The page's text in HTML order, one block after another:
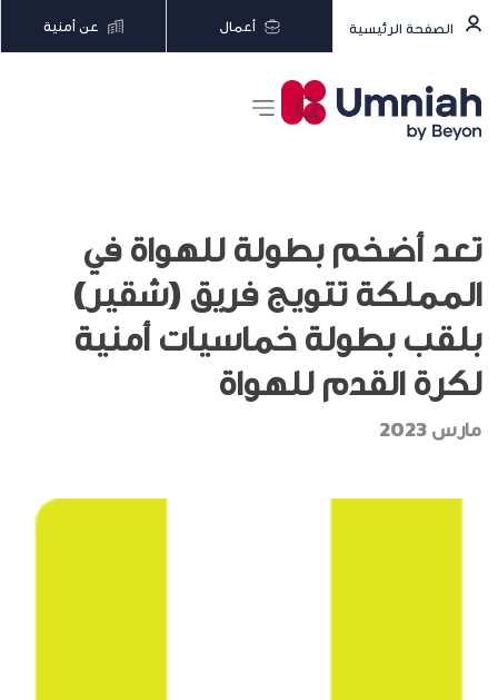
الصفحة الرئيسية أعمال عن أمنية
تعد أضخم بطولة للهواة في
المملكة تتويج فريق (شقير)
بلقب بطولة خماسيات أمنية
لكرة القدم للهواة
مارس 2023